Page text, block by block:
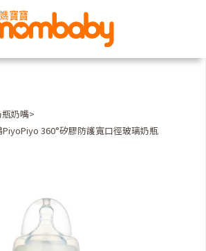
瓶奶嘴
360°矽膠防護寬口徑玻璃奶瓶